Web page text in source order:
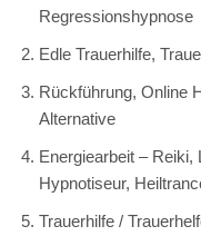
Regressionshypnose
Edle Trauerhilfe,
Rückführung, Online
Alternative
Energiearbeit –
Hypnotiseur,
Trauerhilfe /